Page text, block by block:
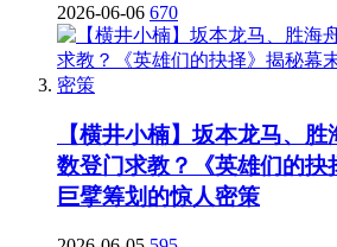
2026-06-06 670
【横井小楠】坂本龙马、
数登门求教？《英雄们的抉
巨擘筹划的惊人密策